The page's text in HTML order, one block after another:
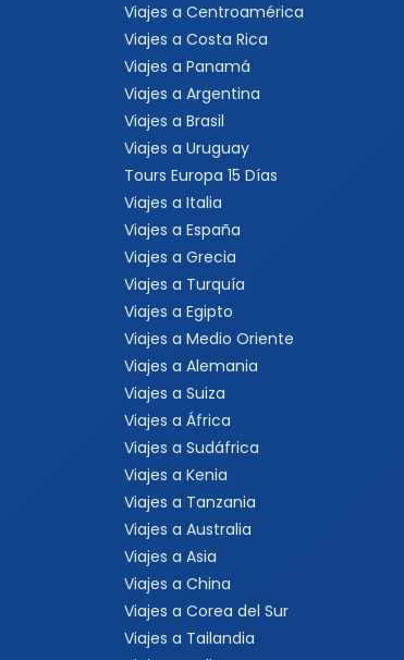
Viajes a Centroamérica
Viajes a Costa Rica
Viajes a Panamá
Viajes a Argentina
Viajes a Brasil
Viajes a Uruguay
Tours Europa 15 Días
Viajes a Italia
Viajes a España
Viajes a Grecia
Viajes a Turquía
Viajes a Egipto
Viajes a Medio Oriente
Viajes a Alemania
Viajes a Suiza
Viajes a África
Viajes a Sudáfrica
Viajes a Kenia
Viajes a Tanzania
Viajes a Australia
Viajes a Asia
Viajes a China
Viajes a Corea del Sur
Viajes a Tailandia